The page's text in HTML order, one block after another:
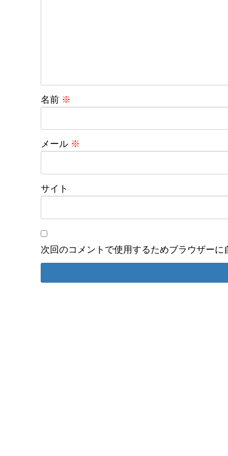
名前 ※
メール ※
サイト
次回のコメントで使用するためブラウザー